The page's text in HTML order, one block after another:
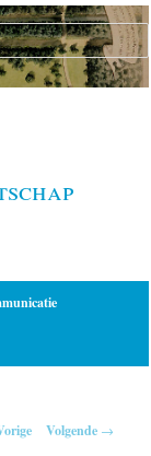
Volgende →